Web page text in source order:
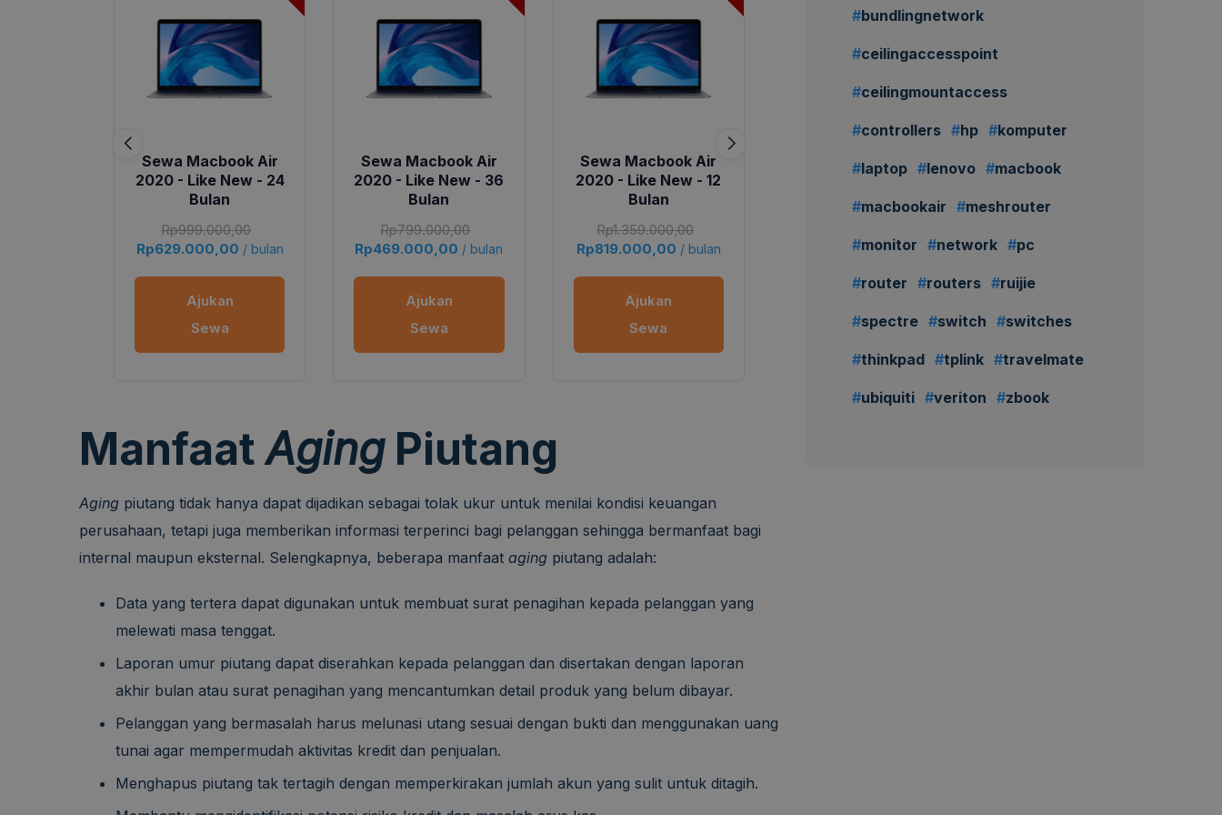
Sewa Macbook Air
2020 - Like New - 24
Bulan
Rp999.000,00
Rp629.000,00 / bulan
Ajukan
Sewa
Sewa Macbook Air
2020 - Like New - 36
Bulan
Rp799.000,00
Rp469.000,00 / bulan
Ajukan
Sewa
Sewa Macbook Air
2020 - Like New - 12
Bulan
Rp1.359.000,00
Rp819.000,00 / bulan
Ajukan
Sewa
Sewa Macbook Air
2020 - Like New - 18
Bulan
719.000,00/ bulan
Sewa
Ajukan
ManfaatAgingPiutang
Aging piutang tidak hanya dapat dijadikan sebagai tolak ukur untuk menilai kondisi keuangan
perusahaan, tetapi juga memberikan informasi terperinci bagi pelanggan sehingga bermanfaat bagi
internal maupun eksternal. Selengkapnya, beberapa manfaat aging piutang adalah:
Data yang tertera dapat digunakan untuk membuat surat penagihan kepada pelanggan yang
melewati masa tenggat.
Laporan umur piutang dapat diserahkan kepada pelanggan dan disertakan dengan laporan
akhir bulan atau surat penagihan yang mencantumkan detail produk yang belum dibayar.
Pelanggan yang bermasalah harus melunasi utang sesuai dengan bukti dan menggunakan uang
tunai agar mempermudah aktivitas kredit dan penjualan.
Menghapus piutang tak tertagih dengan memperkirakan jumlah akun yang sulit untuk ditagih.
bundlingnetwork
ceilingaccesspoint
ceilingmountaccess
controllers hp komputer
laptop lenovo macbook
macbookair meshrouter
monitor network pc
router routers ruijie
spectre switch switches
thinkpad tplink travelmate
ubiquiti veriton zbook